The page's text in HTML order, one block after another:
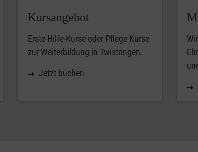
Kursangebot
Erste-Hilfe-Kurse oder Pflege-Kurse
zur Weiterbildung in Twistringen.
Jetzt buchen